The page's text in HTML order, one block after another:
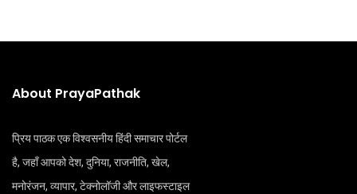
About PrayaPathak
प्रिय पाठक एक विश्वसनीय हिंदी समाचार पोर्टल
है, जहाँ आपको देश, दुनिया, राजनीति, खेल,
मनोरंजन, व्यापार, टेक्नोलॉजी और लाइफस्टाइल